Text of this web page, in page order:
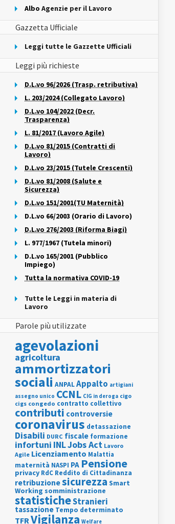
Albo Agenzie per il Lavoro
Gazzetta Ufficiale
Leggi tutte le Gazzette Ufficiali
Leggi più richieste
D.L.vo 96/2026 (Trasp. retributiva)
L. 203/2024 (Collegato Lavoro)
D.L.vo 104/2022 (Decr.
Trasparenza)
L. 81/2017 (Lavoro Agile)
D.L.vo 81/2015 (Contratti di
Lavoro)
D.L.vo 23/2015 (Tutele Crescenti)
D.L.vo 81/2008 (Salute e
Sicurezza)
D.L.vo 151/2001(TU Maternità)
D.L.vo 66/2003 (Orario di Lavoro)
D.L.vo 276/2003 (Riforma Biagi)
L. 977/1967 (Tutela minori)
D.L.vo 165/2001 (Pubblico
Impiego)
Tutta la normativa COVID-19
Tutte le Leggi in materia di
Lavoro
Parole più utilizzate
agevolazioni
agricoltura
ammortizzatori
sociali ANPALAppalto artigiani
assegno unico CCNL CIG in deroga cigo
cigs congedo contratto collettivo
contributi controversie
coronavirus detassazione
Disabili DURC fiscale formazione
infortuni INLJobs Act Lavoro
Agile Licenziamento Malattia
maternità NASPI PA Pensione
privacy RdC Reddito di Cittadinanza
retribuzionesicurezza Smart
Working somministrazione
statisticheStranieri
tassazione Tempo determinato
TFRVigilanza Welfare